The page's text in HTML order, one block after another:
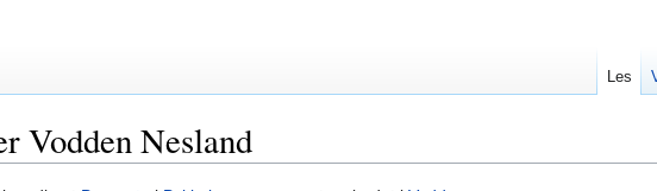
Vodden Nesland
Les